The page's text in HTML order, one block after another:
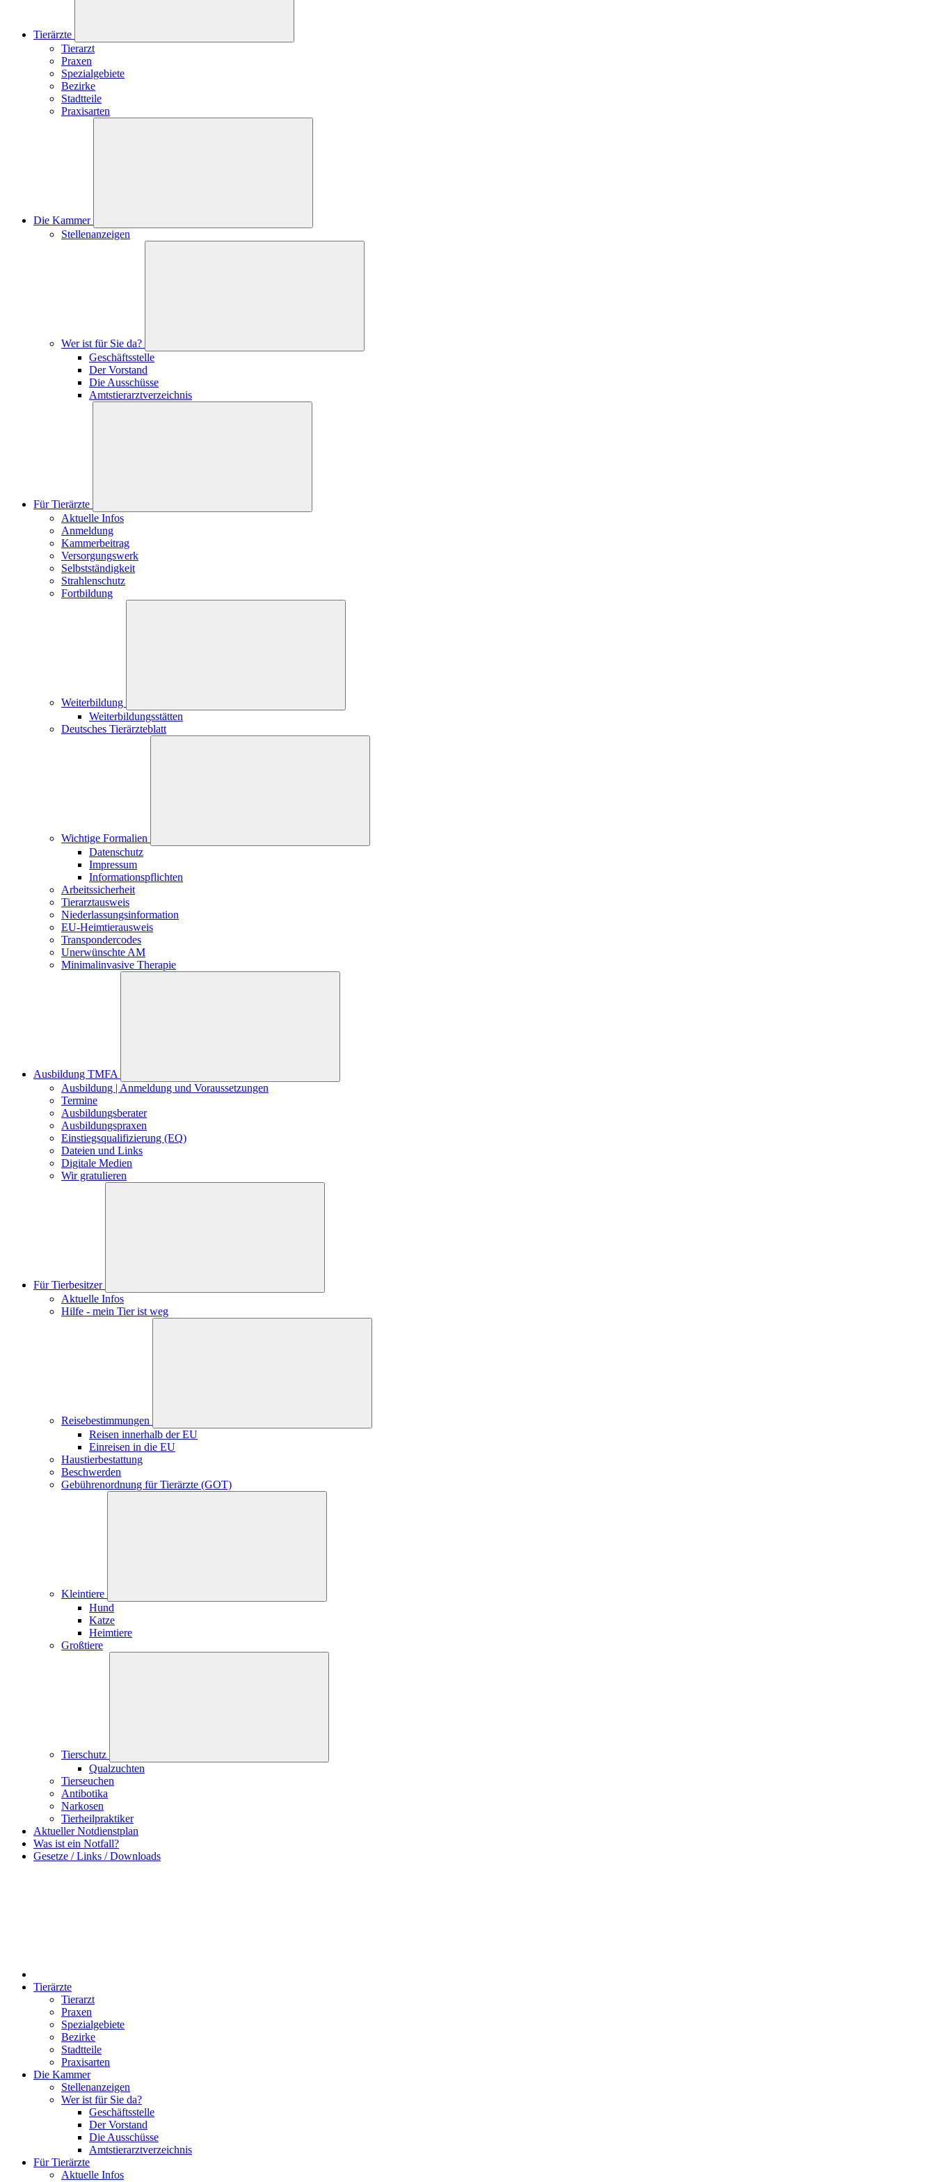
Tierärzte
Tierarzt
Praxen
Spezialgebiete
Bezirke
Stadtteile
Praxisarten
Die Kammer
Stellenanzeigen
Wer ist für Sie da?
Geschäftsstelle
Der Vorstand
Die Ausschüsse
Amtstierarztverzeichnis
Für Tierärzte
Aktuelle Infos
Anmeldung
Kammerbeitrag
Versorgungswerk
Selbstständigkeit
Strahlenschutz
Fortbildung
Weiterbildung
Weiterbildungsstätten
Deutsches Tierärzteblatt
Wichtige Formalien
Datenschutz
Impressum
Informationspflichten
Arbeitssicherheit
Tierarztausweis
Niederlassungsinformation
EU-Heimtierausweis
Transpondercodes
Unerwünschte AM
Minimalinvasive Therapie
Ausbildung TMFA
Ausbildung | Anmeldung und Voraussetzungen
Termine
Ausbildungsberater
Ausbildungspraxen
Einstiegsqualifizierung (EQ)
Dateien und Links
Digitale Medien
Wir gratulieren
Für Tierbesitzer
Aktuelle Infos
Hilfe - mein Tier ist weg
Reisebestimmungen
Reisen innerhalb der EU
Einreisen in die EU
Haustierbestattung
Beschwerden
Gebührenordnung für Tierärzte (GOT)
Kleintiere
Hund
Katze
Heimtiere
Großtiere
Tierschutz
Qualzuchten
Tierseuchen
Antibotika
Narkosen
Tierheilpraktiker
Aktueller Notdienstplan
Was ist ein Notfall?
Gesetze / Links / Downloads
Tierärzte
Tierarzt
Praxen
Spezialgebiete
Bezirke
Stadtteile
Praxisarten
Die Kammer
Stellenanzeigen
Wer ist für Sie da?
Geschäftsstelle
Der Vorstand
Die Ausschüsse
Amtstierarztverzeichnis
Für Tierärzte
Aktuelle Infos